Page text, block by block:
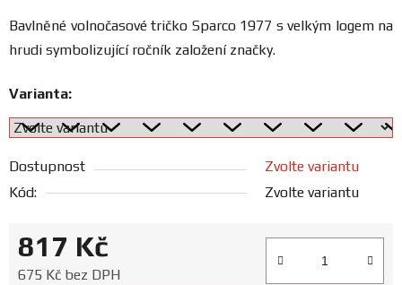
Doprava
Ceníky
a
katalogy
Bavlněné volnočasové tričko Sparco 1977 s velkým logem na
hrudi symbolizující ročník založení značky.
Varianta:
Dostupnost
Zvolte variantu
Kód:
Zvolte variantu
817 Kč
675 Kč bez DPH